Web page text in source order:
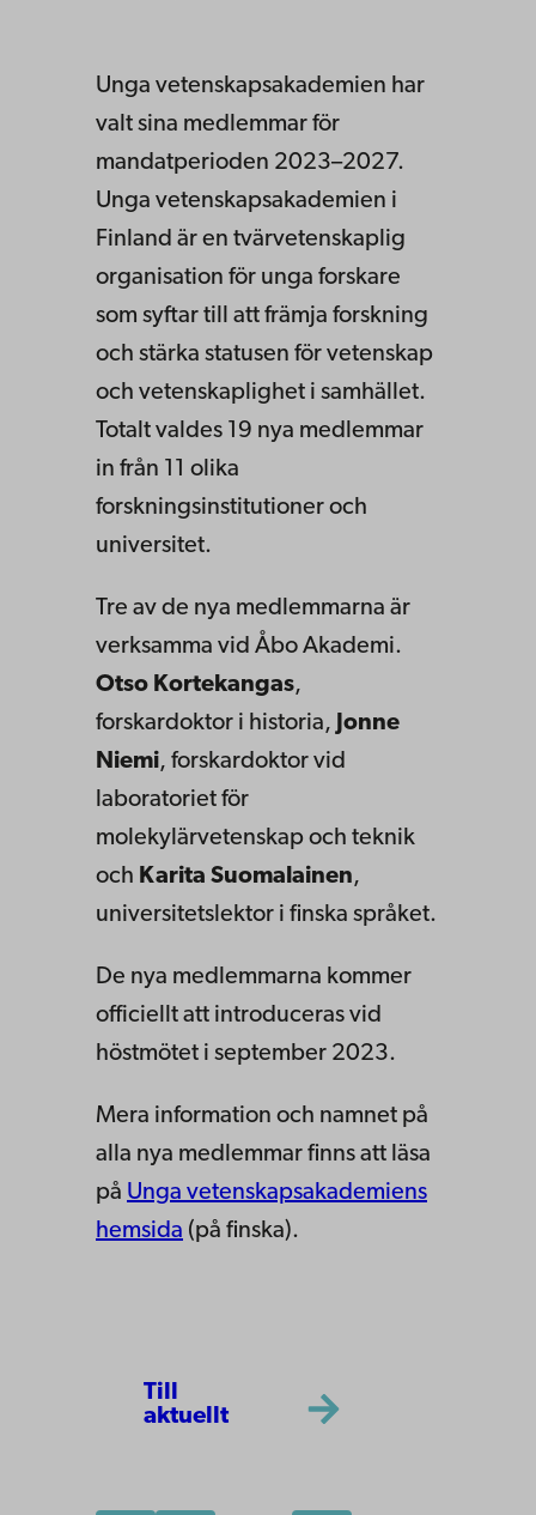
Unga vetenskapsakademien har
valt sina medlemmar för
mandatperioden 2023–2027.
Unga vetenskapsakademien i
Finland är en tvärvetenskaplig
organisation för unga forskare
som syftar till att främja forskning
och stärka statusen för vetenskap
och vetenskaplighet i samhället.
Totalt valdes 19 nya medlemmar
in från 11 olika
forskningsinstitutioner och
universitet.
Tre av de nya medlemmarna är
verksamma vid Åbo Akademi.
Otso Kortekangas,
forskardoktor i historia, Jonne
Niemi, forskardoktor vid
laboratoriet för
molekylärvetenskap och teknik
och Karita Suomalainen,
universitetslektor i finska språket.
De nya medlemmarna kommer
officiellt att introduceras vid
höstmötet i september 2023.
Mera information och namnet på
alla nya medlemmar finns att läsa
på Unga vetenskapsakademiens
hemsida (på finska).
Till
aktuellt